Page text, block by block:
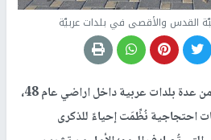
القدس والأقصى في بلدات عربيّة
شارك أهال من عدة بلدات عربية داخل اراضي عام 48،
احتجاجية نُظِّمَت إحياءً للذكرى